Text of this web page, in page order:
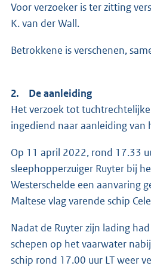
Voor verzoeker is ter zitting
K. van der Wall.
Betrokkene is verschenen,
2. De aanleiding
Het verzoek tot
ingediend naar aanleiding van
Op 11 april 2022, rond 17.33
sleephopperzuiger Ruyter bij
Westerschelde een aanvaring
Maltese vlag varende schip
Nadat de Ruyter zijn lading
schepen op het vaarwater
schip rond 17.00 uur LT weer